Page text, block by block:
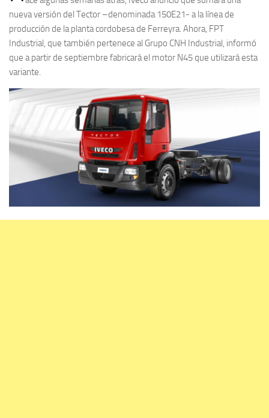
nueva versión del Tector –denominada 150E21- a la línea de
producción de la planta cordobesa de Ferreyra. Ahora, FPT
Industrial, que también pertenece al Grupo CNH Industrial, informó
que a partir de septiembre fabricará el motor N45 que utilizará esta
variante.